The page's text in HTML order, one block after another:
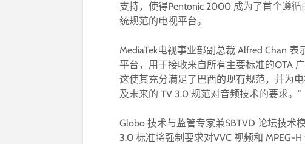
支持，使得Pentonic 2000 成为了首个遵
统规范的电视平台。
MediaTek电视事业部副总裁 Alfred Chan
平台，用于接收来自所有主要标准的OTA
这使其充分满足了巴西的现有规范，并为
及未来的 TV 3.0 规范对音频技术的要求。”
Globo 技术与监管专家兼SBTVD 论坛技术
3.0 标准将强制要求对VVC 视频和 MPEG-